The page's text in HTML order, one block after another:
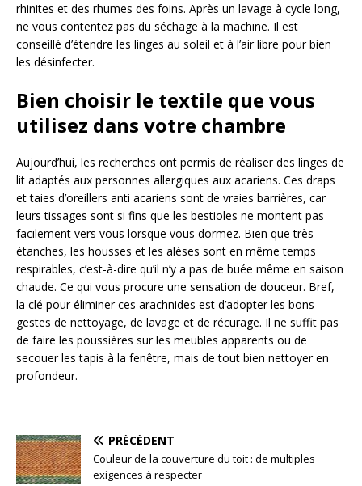
rhinites et des rhumes des foins. Après un lavage à cycle long,
ne vous contentez pas du séchage à la machine. Il est
conseillé d’étendre les linges au soleil et à l’air libre pour bien
les désinfecter.
Bien choisir le textile que vous
utilisez dans votre chambre
Aujourd’hui, les recherches ont permis de réaliser des linges de
lit adaptés aux personnes allergiques aux acariens. Ces draps
et taies d’oreillers anti acariens sont de vraies barrières, car
leurs tissages sont si fins que les bestioles ne montent pas
facilement vers vous lorsque vous dormez. Bien que très
étanches, les housses et les alèses sont en même temps
respirables, c’est-à-dire qu’il n’y a pas de buée même en saison
chaude. Ce qui vous procure une sensation de douceur. Bref,
la clé pour éliminer ces arachnides est d’adopter les bons
gestes de nettoyage, de lavage et de récurage. Il ne suffit pas
de faire les poussières sur les meubles apparents ou de
secouer les tapis à la fenêtre, mais de tout bien nettoyer en
profondeur.
PRÉCÉDENT
Couleur de la couverture du toit : de multiples
exigences à respecter